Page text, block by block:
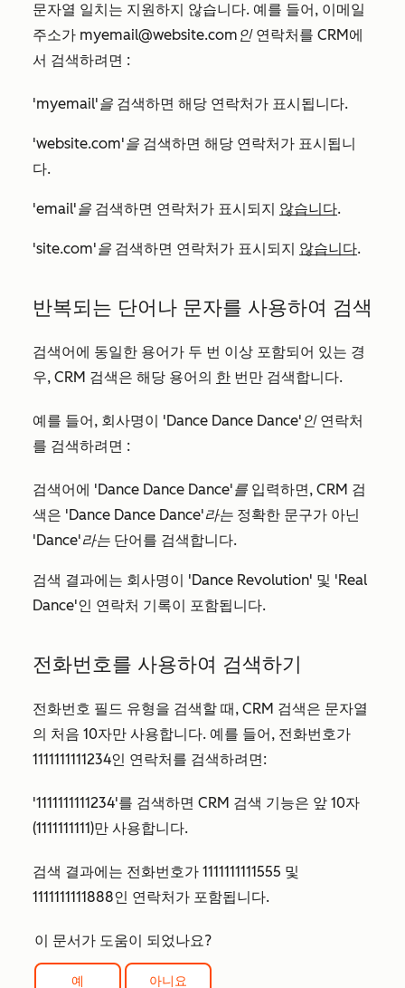
문자열 일치는 지원하지 않습니다. 예를 들어, 이메일
주소가 myemail@website.com인연락처를 CRM에
서 검색하려면 :
'myemail'을 검색하면 해당 연락처가 표시됩니다.
'website.com'을 검색하면 해당 연락처가 표시됩니
다.
'email'을 검색하면 연락처가 표시되지 않습니다.
'site.com'을 검색하면 연락처가 표시되지 않습니다.
반복되는 단어나 문자를 사용하여 검색
검색어에 동일한 용어가 두 번 이상 포함되어 있는 경
우, CRM 검색은 해당 용어의 한 번만 검색합니다.
예를 들어, 회사명이 'Dance Dance Dance'인연락처
를 검색하려면 :
검색어에 'Dance Dance Dance'를 입력하면, CRM 검
색은 'Dance Dance Dance'라는 정확한 문구가 아닌
'Dance'라는 단어를 검색합니다.
검색 결과에는 회사명이 'Dance Revolution' 및 'Real
Dance'인 연락처 기록이 포함됩니다.
전화번호를 사용하여 검색하기
전화번호 필드 유형을 검색할 때, CRM 검색은 문자열
의 처음 10자만 사용합니다. 예를 들어, 전화번호가
1111111111234인 연락처를 검색하려면:
'1111111111234'를 검색하면 CRM 검색 기능은 앞 10자
(1111111111)만 사용합니다.
검색 결과에는 전화번호가 1111111111555 및
1111111111888인 연락처가 포함됩니다.
이 문서가 도움이 되었나요?
예 아니요